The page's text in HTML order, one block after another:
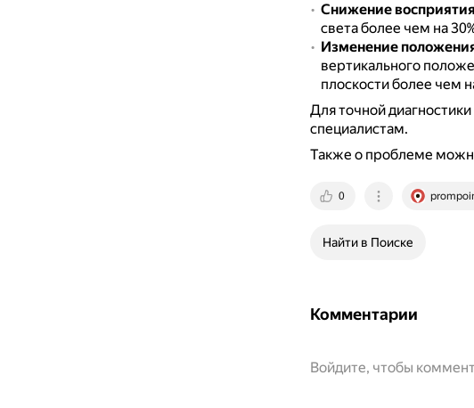
Снижение
света более чем на
Изменение
вертикального
плоскости более чем
Для точной
специалистам.
Также о проблеме
0
Найти в Поиске
Комментарии
Войдите, чтобы